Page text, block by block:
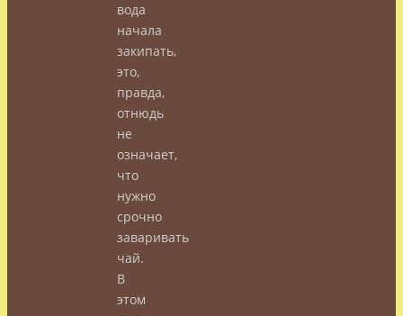
вода
начала
закипать,
это,
правда,
отнюдь
не
означает,
что
нужно
срочно
заваривать
чай.
В
этом